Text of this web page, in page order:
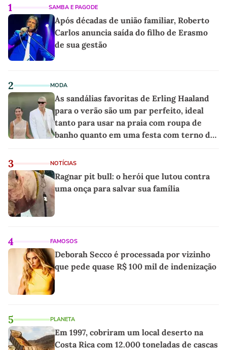
1 SAMBA E PAGODE
Após décadas de união familiar, Roberto
Carlos anuncia saída do filho de Erasmo
de sua gestão
2 MODA
As sandálias favoritas de Erling Haaland
para o verão são um par perfeito, ideal
tanto para usar na praia com roupa de
banho quanto em uma festa com terno de
3 NOTÍCIAS
Ragnar pit bull: o herói que lutou contra
uma onça para salvar sua família
4 FAMOSOS
Deborah Secco é processada por vizinho
que pede quase R$ 100 mil de indenização
5 PLANETA
Em 1997, cobriram um local deserto na
Costa Rica com 12.000 toneladas de cascas